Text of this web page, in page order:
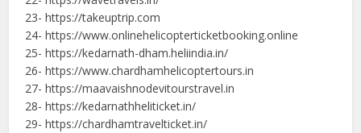
23- https://takeuptrip.com
24- https://www.onlinehelicopterticketbooking.online
25- https://kedarnath-dham.heliindia.in/
26- https://www.chardhamhelicoptertours.in
27- https://maavaishnodevitourstravel.in
28- https://kedarnathheliticket.in/
29- https://chardhamtravelticket.in/